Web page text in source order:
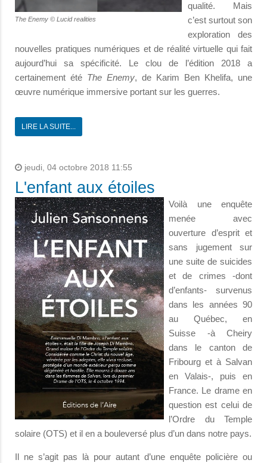
The Enemy © Lucid realities
qualité. Mais
c’est surtout son
exploration des
nouvelles pratiques numériques et de réalité virtuelle qui fait
aujourd’hui sa spécificité. Le clou de l’édition 2018 a
certainement été The Enemy, de Karim Ben Khelifa, une
œuvre numérique immersive portant sur les guerres.
LIRE LA SUITE...
jeudi, 04 octobre 2018 11:55
L'enfant aux étoiles
Voilà une enquête
menée avec
ouverture d’esprit et
sans jugement sur
une suite de suicides
et de crimes -dont
d’enfants- survenus
dans les années 90
au Québec, en
Suisse -à Cheiry
dans le canton de
Fribourg et à Salvan
en Valais-, puis en
France. Le drame en
question est celui de
l’Ordre du Temple
solaire (OTS) et il en a bouleversé plus d’un dans notre pays.
Il ne s’agit pas là pour autant d’une enquête policière ou